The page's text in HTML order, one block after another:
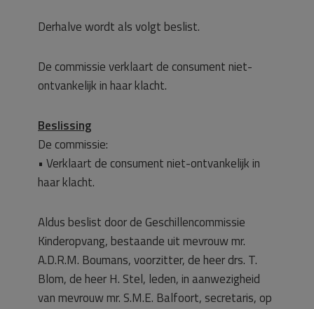
Derhalve wordt als volgt beslist.
De commissie verklaart de consument niet-
ontvankelijk in haar klacht.
Beslissing
De commissie:
• Verklaart de consument niet-ontvankelijk in
haar klacht.
Aldus beslist door de Geschillencommissie
Kinderopvang, bestaande uit mevrouw mr.
A.D.R.M. Boumans, voorzitter, de heer drs. T.
Blom, de heer H. Stel, leden, in aanwezigheid
van mevrouw mr. S.M.E. Balfoort, secretaris, op